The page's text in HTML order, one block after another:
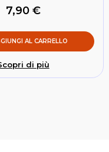
7,90 €
AL CARRELLO
di più